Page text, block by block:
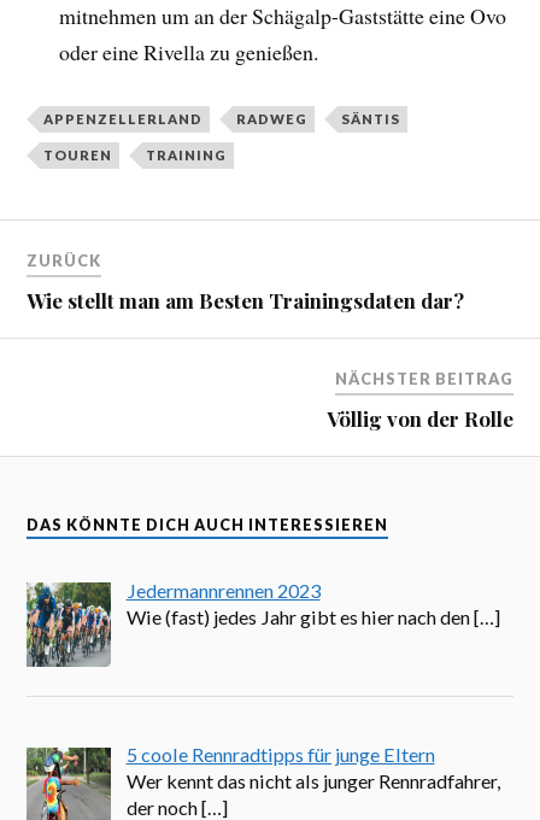
mitnehmen um an der Schägalp-Gaststätte eine Ovo
oder eine Rivella zu genießen.
APPENZELLERLAND RADWEG SÄNTIS
TOUREN TRAINING
ZURÜCK
Wie stellt man am Besten Trainingsdaten dar?
NÄCHSTER BEITRAG
Völlig von der Rolle
DAS KÖNNTE DICH AUCH INTERESSIEREN
Jedermannrennen 2023
Wie (fast) jedes Jahr gibt es hier nach den[…]
5 coole Rennradtipps für junge Eltern
Wer kennt das nicht als junger Rennradfahrer,
der noch[…]